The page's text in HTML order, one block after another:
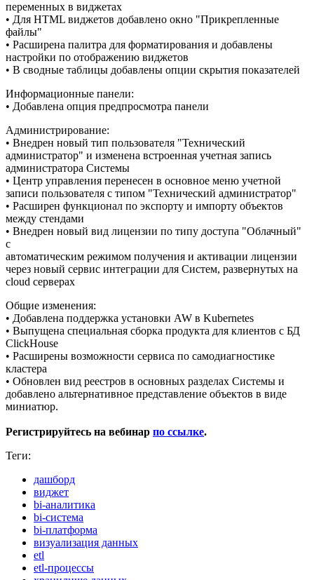
переменных в виджетах
• Для HTML виджетов добавлено окно "Прикрепленные
файлы"
• Расширена палитра для форматирования и добавлены
настройки по отображению виджетов
• В сводные таблицы добавлены опции скрытия показателей
Информационные панели:
• Добавлена опция предпросмотра панели
Администрирование:
• Внедрен новый тип пользователя "Технический
администратор" и изменена встроенная учетная запись
администратора Системы
• Центр управления перенесен в основное меню учетной
записи пользователя с типом "Технический администратор"
• Расширен функционал по экспорту и импорту объектов
между стендами
• Внедрен новый вид лицензии по типу доступа "Облачный"
с
автоматическим режимом получения и активации лицензии
через новый сервис интеграции для Систем, развернутых на
cloud серверах
Общие изменения:
• Добавлена поддержка установки AW в Kubernetes
• Выпущена специальная сборка продукта для клиентов с БД
ClickHouse
• Расширены возможности сервиса по самодиагностике
кластера
• Обновлен вид реестров в основных разделах Системы и
добавлено альтернативное представление объектов в виде
миниатюр.
Регистрируйтесь на вебинар по ссылке.
Теги:
дашборд
виджет
bi-аналитика
bi-система
bi-платформа
визуализация данных
etl
etl-процессы